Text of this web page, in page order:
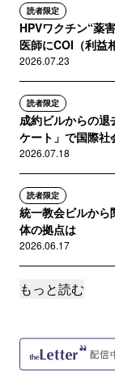
善いな。
以上。
堤 昌功(
読者限定
HPVワクチン“薬
医師にCOI（利益
2026.07.23
読者限定
成約ビルからの退
ケート」で国際社
2026.07.18
読者限定
統一教会ビルから
体の拠点は
2026.06.17
読者限定
2026.06.16
もっと読む